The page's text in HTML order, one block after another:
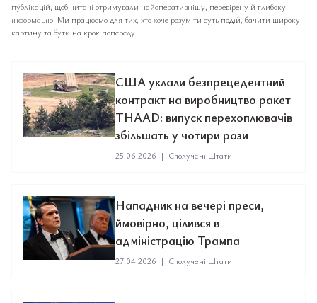
публікацій, щоб читачі отримували найоперативнішу, перевірену й глибоку
інформацію. Ми працюємо для тих, хто хоче розуміти суть подій, бачити широку
картину та бути на крок попереду.
США уклали безпрецедентний
контракт на виробництво ракет
THAAD: випуск перехоплювачів
збільшать у чотири рази
25.06.2026 | Сполучені Штати
Нападник на вечері преси,
ймовірно, цілився в
адміністрацію Трампа
27.04.2026 | Сполучені Штати